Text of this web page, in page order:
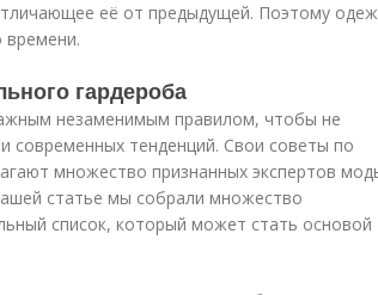
её от предыдущей. Поэтому
времени.
гардероба
незаменимым правилом, чтобы не
современных тенденций. Свои советы по
множество признанных экспертов
статье мы собрали множество
список, который может стать основой